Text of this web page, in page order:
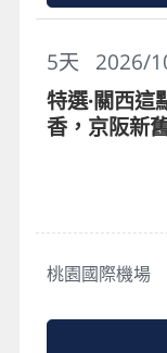
2026/
5天
特選·關西這
香，京阪新
桃園國際機場